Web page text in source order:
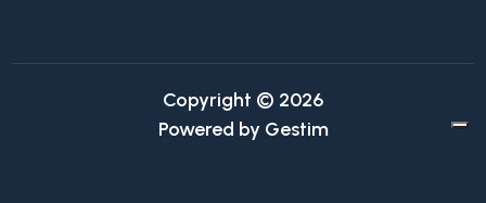
Copyright © 2026
Powered by Gestim